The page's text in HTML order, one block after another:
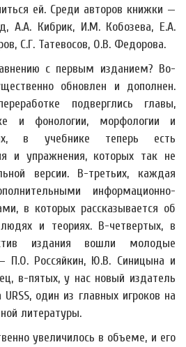
ей. Среди авторов книжки —
А.А. Кибрик, И.М. Кобозева, Е.А.
С.Г. Татевосов, О.В. Федорова.
с первым изданием? Во-
обновлен и дополнен.
подверглись главы,
и фонологии, морфологии и
в учебнике теперь есть
и упражнения, которых так не
версии. В-третьих, каждая
информационно-
в которых рассказывается об
и теориях. В-четвертых, в
издания вошли молодые
П.О. Россяйкин, Ю.В. Синицына и
в-пятых, у нас новый издатель
один из главных игроков на
литературы.
увеличилось в объеме, и его